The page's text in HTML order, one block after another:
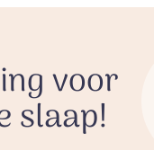
voor
slaap!